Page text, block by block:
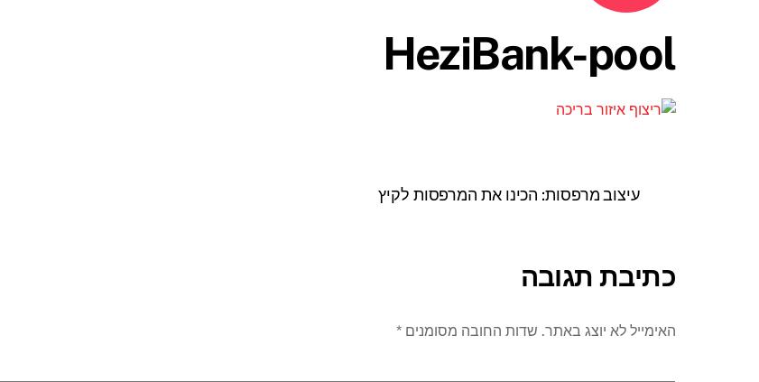
HeziBank-pool
עיצוב מרפסות: הכינו את המרפסות לקיץ
כתיבת תגובה
האימייל לא יוצג באתר. שדות החובה מסומנים *